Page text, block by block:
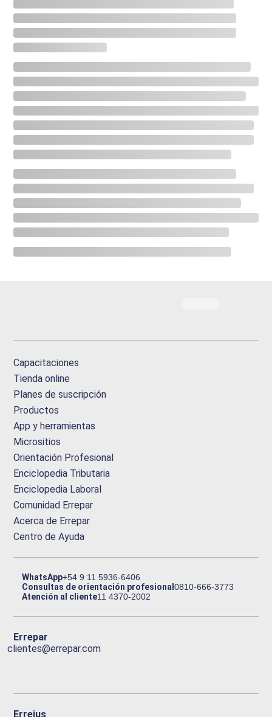
Capacitaciones
Tienda online
Planes de suscripción
Productos
App y herramientas
Micrositios
Orientación Profesional
Enciclopedia Tributaria
Enciclopedia Laboral
Comunidad Errepar
Acerca de Errepar
Centro de Ayuda
WhatsApp+54 9 11 5936-6406
Consultas de orientación profesional0810-666-3773
Atención al cliente11 4370-2002
Errepar
clientes@errepar.com
Erreius